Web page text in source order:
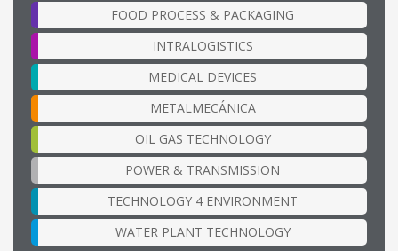
FOOD PROCESS & PACKAGING
INTRALOGISTICS
MEDICAL DEVICES
METALMECÁNICA
OIL GAS TECHNOLOGY
POWER & TRANSMISSION
TECHNOLOGY 4 ENVIRONMENT
WATER PLANT TECHNOLOGY